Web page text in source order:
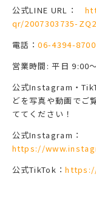
公式LINE URL：
qr/2007303735-
電話：06-4394-8700
営業時間: 平日 9:00
公式Instagram・
どを写真や動画でご
ててください！
公式Instagram：
https://
公式TikTok：